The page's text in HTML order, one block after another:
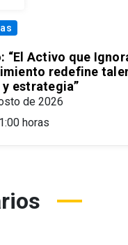
“El Activo que
redefine
estrategia”
de 2026
horas